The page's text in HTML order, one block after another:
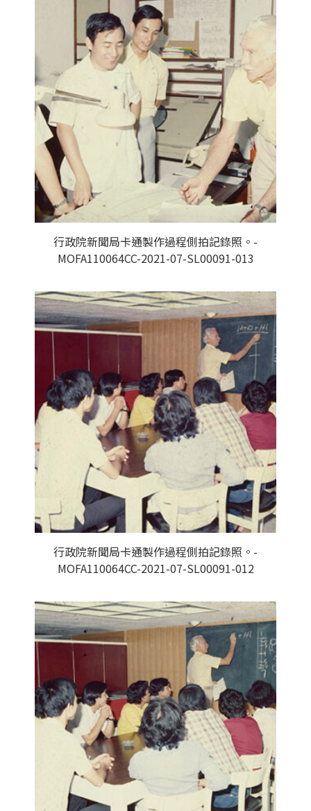
行政院新聞局卡通製作過程側拍記錄照。-
MOFA110064CC-2021-07-SL00091-013
行政院新聞局卡通製作過程側拍記錄照。-
MOFA110064CC-2021-07-SL00091-012